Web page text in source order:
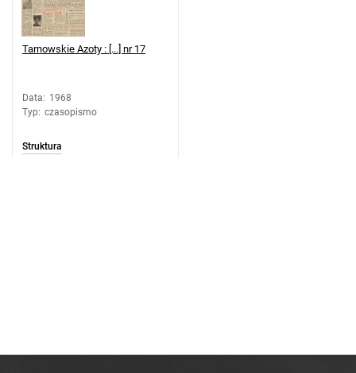
Robotniczego Zakładów Azotowych im.
Feliksa Dzierżyńskiego. 1968, nr 40
Tarnowskie Azoty : Organ Samorządu
Feliksa Dzierżyńskiego. 1968, nr 41
Tarnowskie Azoty : Organ Samorządu
Tarnowskie Azoty : [...] nr 17
Data: 1968
Typ: czasopismo
Struktura